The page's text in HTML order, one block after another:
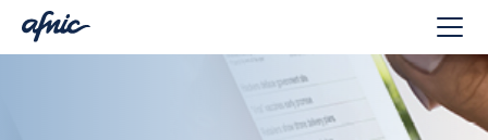
Panneau de gestion des cookies